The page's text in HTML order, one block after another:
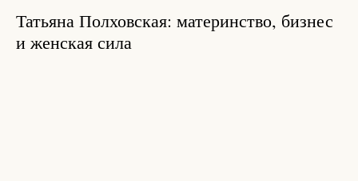
Татьяна Полховская: материнство, бизнес
и женская сила